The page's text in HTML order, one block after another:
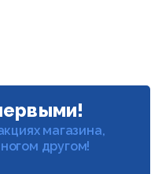
магазина,
другом!